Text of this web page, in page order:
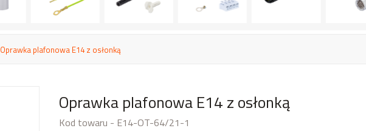
Oprawka plafonowa E14 z osłonką
Oprawka plafonowa E14 z osłonką
Kod towaru - E14-OT-64/21-1